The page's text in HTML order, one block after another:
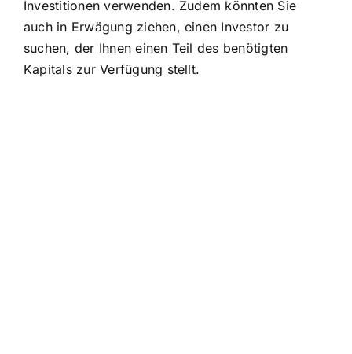
Investitionen verwenden. Zudem könnten Sie
auch in Erwägung ziehen, einen Investor zu
suchen, der Ihnen einen Teil des benötigten
Kapitals zur Verfügung stellt.